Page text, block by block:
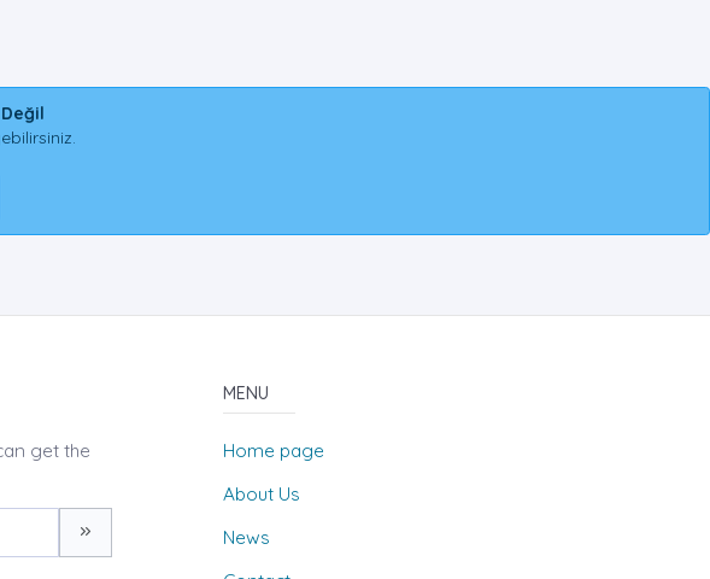
get the
MENU
Home page
About Us
News